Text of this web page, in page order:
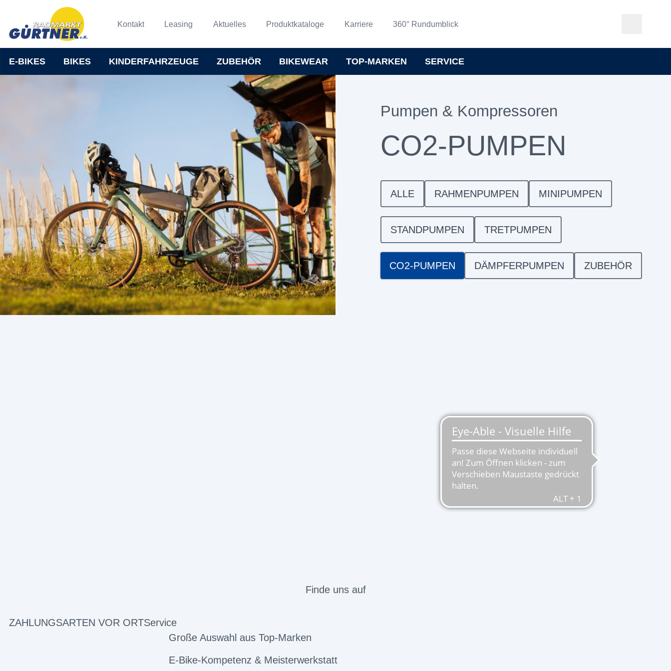
Kontakt Leasing Aktuelles Produktkataloge Karriere 360° Rundumblick
E-BIKES BIKES KINDERFAHRZEUGE ZUBEHÖR BIKEWEAR TOP-MARKEN SERVICE
Pumpen & Kompressoren
CO2-PUMPEN
ALLE RAHMENPUMPEN MINIPUMPEN
STANDPUMPEN TRETPUMPEN
CO2-PUMPEN DÄMPFERPUMPEN ZUBEHÖR
Finde uns auf
ZAHLUNGSARTEN VOR ORTService
Große Auswahl aus Top-Marken
E-Bike-Kompetenz & Meisterwerkstatt